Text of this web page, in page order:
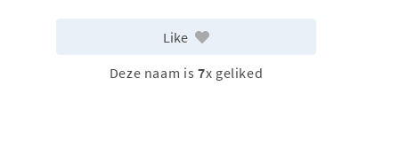
Like
Deze naam is 7x geliked